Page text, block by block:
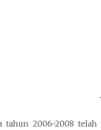
tahun 2006-2008